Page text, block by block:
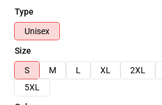
Type
Unisex
Size
S
M L XL 2XL
5XL